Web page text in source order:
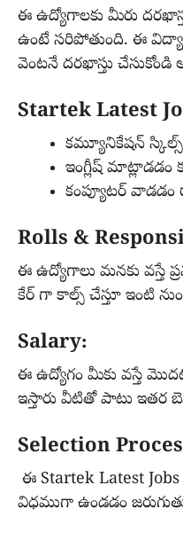
ఈ ఉద్యోగాలకు మీరు
ఉంటే సరిపోతుంది. ఈ
వెంటనే దరఖాస్తు చేసుకోండి
Startek Latest
కమ్యూనికేషన్
ఇంగ్లీష్
కంప్యూటర్
Rolls &
ఈ ఉద్యోగాలు మనకు వస్తే
కేర్ గా కాల్స్ చేస్తూ ఇంటి
Salary:
ఈ ఉద్యోగం మీకు వస్తే
ఇస్తారు వీటితో పాటు ఇతర
Selection
ఈ Startek Latest
విధముగా ఉండడం